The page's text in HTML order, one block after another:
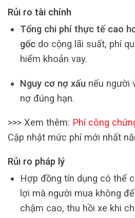
Rủi ro tài chính
Tổng chi phí thực tế cao
gốcdo cộng lãi suất, phí
hiểm khoản vay.
Nguy cơ nợ xấunếu người
nợ đúng hạn.
>>> Xem thêm: Phí công
Cập nhật mức phí mới nhất
Rủi ro pháp lý
Hợp đồng tín dụng có thể
lợi mà người mua không
chậm cao, thu hồi xe khi